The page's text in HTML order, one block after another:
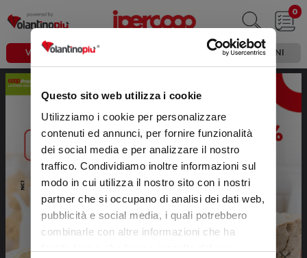
Questo sito web utilizza i cookie
Utilizziamo i cookie per personalizzare
contenuti ed annunci, per fornire funzionalità
dei social media e per analizzare il nostro
traffico. Condividiamo inoltre informazioni sul
modo in cui utilizza il nostro sito con i nostri
partner che si occupano di analisi dei dati web,
pubblicità e social media, i quali potrebbero
combinarle con altre informazioni che ha
0
VOLANTINO PROMOZIONI